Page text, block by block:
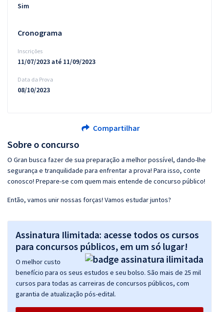
Sobre o concurso
O Gran busca fazer de sua preparação a melhor possível, dando-lhe
segurança e tranquilidade para enfrentar a prova! Para isso, conte
conosco! Prepare-se com quem mais entende de concurso público!
Então, vamos unir nossas forças! Vamos estudar juntos?
Assinatura Ilimitada: acesse todos os cursos
para concursos públicos, em um só lugar!
O melhor custo
benefício para os seus estudos e seu bolso. São mais de 25 mil
cursos para todas as carreiras de concursos públicos, com
garantia de atualização pós-edital.
Sim
Cronograma
Inscrições
11/07/2023 até 11/09/2023
Data da Prova
08/10/2023
Compartilhar